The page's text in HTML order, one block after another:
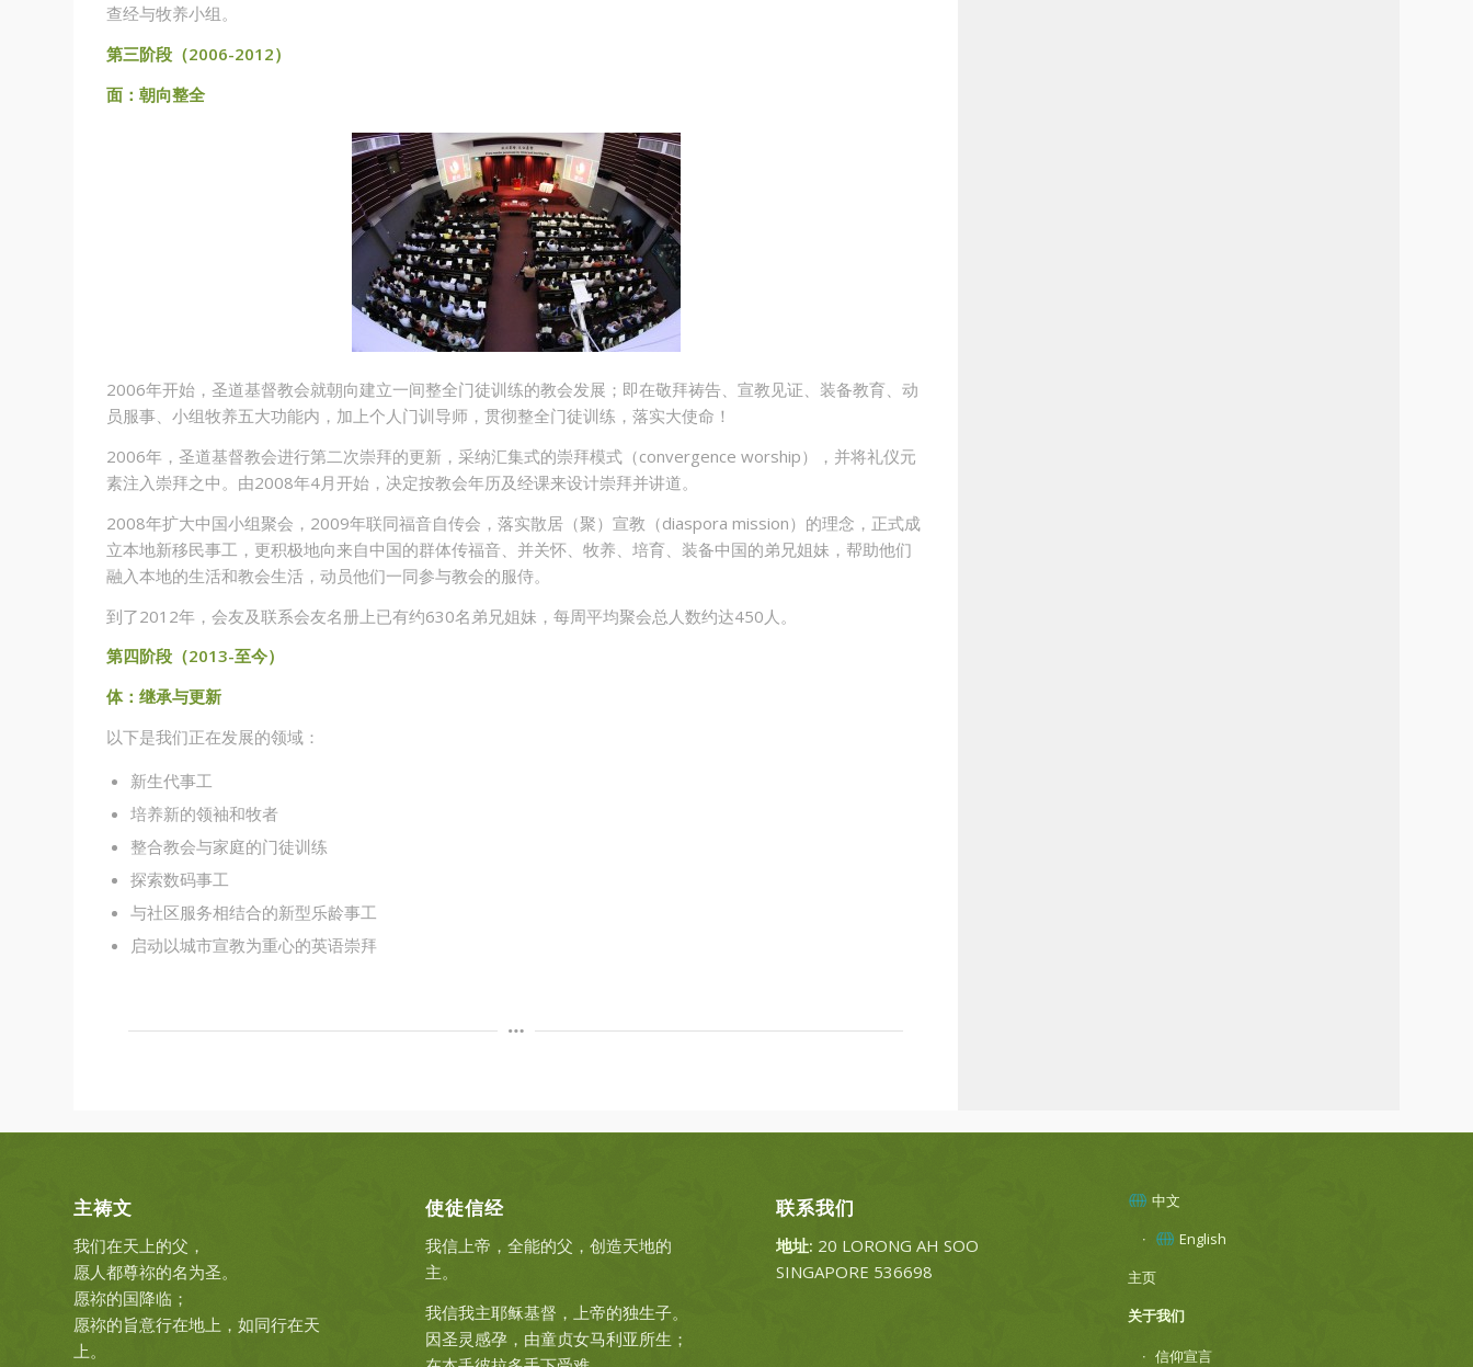
查经与牧养小组。
第三阶段（2006-2012）
面：朝向整全
2006年开始，圣道基督教会就朝向建立一间整全门徒训练的教会发展；即在敬拜祷告、宣教见证、装备教育、动
员服事、小组牧养五大功能内，加上个人门训导师，贯彻整全门徒训练，落实大使命！
2006年，圣道基督教会进行第二次崇拜的更新，采纳汇集式的崇拜模式（convergence worship），并将礼仪元
素注入崇拜之中。由2008年4月开始，决定按教会年历及经课来设计崇拜并讲道。
2008年扩大中国小组聚会，2009年联同福音自传会，落实散居（聚）宣教（diaspora mission）的理念，正式成
立本地新移民事工，更积极地向来自中国的群体传福音、并关怀、牧养、培育、装备中国的弟兄姐妹，帮助他们
融入本地的生活和教会生活，动员他们一同参与教会的服侍。
到了2012年，会友及联系会友名册上已有约630名弟兄姐妹，每周平均聚会总人数约达450人。
第四阶段（2013-至今）
体：继承与更新
以下是我们正在发展的领域：
新生代事工
培养新的领袖和牧者
整合教会与家庭的门徒训练
探索数码事工
与社区服务相结合的新型乐龄事工
启动以城市宣教为重心的英语崇拜
主祷文
我们在天上的父，
愿人都尊祢的名为圣。
愿祢的国降临；
愿祢的旨意行在地上，如同行在天
上。
使徒信经
我信上帝，全能的父，创造天地的
主。
我信我主耶稣基督，上帝的独生子。
因圣灵感孕，由童贞女马利亚所生；
联系我们
地址: 20 LORONG AH SOO
SINGAPORE 536698
中文
English
主页
关于我们
信仰宣言